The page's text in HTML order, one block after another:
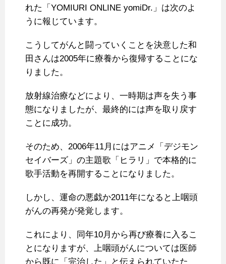
れた「YOMIURI ONLINE yomiDr.」は次のよ
うに報じています。
こうしてがんと闘っていくことを決意した和
田さんは2005年に療養から復帰することにな
りました。
放射線治療などにより、一時期は声を失う事
態になりましたが、最終的には声を取り戻す
ことに成功。
そのため、2006年11月にはアニメ「デジモン
セイバーズ」の主題歌「ヒラリ」で本格的に
歌手活動を再開することになりました。
しかし、運命の悪戯か2011年になると上咽頭
がんの再発が発覚します。
これにより、同年10月から再び療養に入るこ
とになりますが、上咽頭がんについては医師
から既に「完治した」と伝えられていたた